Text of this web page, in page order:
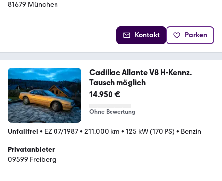
81679 München
Kontakt Parken
Cadillac Allante V8 H-Kennz.
Tausch möglich
14.950 €
Ohne Bewertung
Unfallfrei • EZ 07/1987• 211.000 km • 125 kW (170 PS) • Benzin
Privatanbieter
09599 Freiberg